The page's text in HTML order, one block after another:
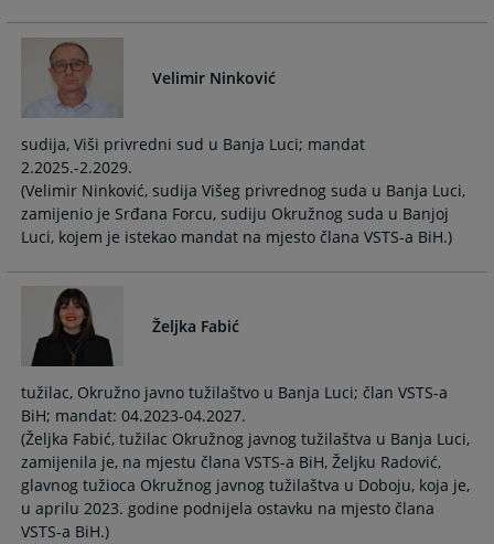
Velimir Ninković
sudija, Viši privredni sud u Banja Luci; mandat
2.2025.-2.2029.
(Velimir Ninković, sudija Višeg privrednog suda u Banja Luci,
zamijenio je Srđana Forcu, sudiju Okružnog suda u Banjoj
Luci, kojem je istekao mandat na mjesto člana VSTS-a BiH.)
Željka Fabić
tužilac, Okružno javno tužilaštvo u Banja Luci; član VSTS-a
BiH; mandat: 04.2023-04.2027.
(Željka Fabić, tužilac Okružnog javnog tužilaštva u Banja Luci,
zamijenila je, na mjestu člana VSTS-a BiH, Željku Radović,
glavnog tužioca Okružnog javnog tužilaštva u Doboju, koja je,
u aprilu 2023. godine podnijela ostavku na mjesto člana
VSTS-a BiH.)